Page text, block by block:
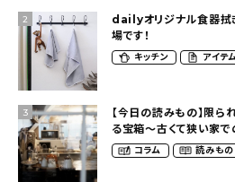
2
dailyオリジナル食器拭
場です！
キッチン アイテ
3
【今日の読みもの】限
る宝箱〜古くて狭い家
（
コラム 読みもの